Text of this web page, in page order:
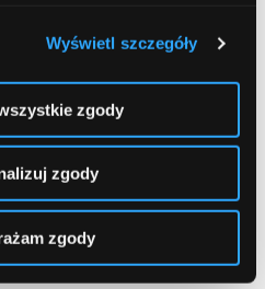
Wyświetl szczegóły
zgody
zgody
zgody